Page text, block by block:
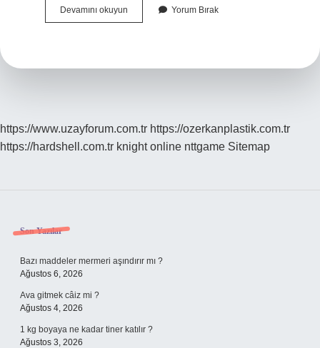
Devamını okuyun Garantiye
Giden
Yorum Bırak
https://www.uzayforum.com.tr https://ozerkanplastik.com.tr
https://hardshell.com.tr knight online nttgame Sitemap
Sidebar
Son Yazılar
Bazı maddeler mermeri aşındırır mı ?
Ağustos 6, 2026
Ava gitmek câiz mi ?
Ağustos 4, 2026
1 kg boyaya ne kadar tiner katılır ?
Ağustos 3, 2026